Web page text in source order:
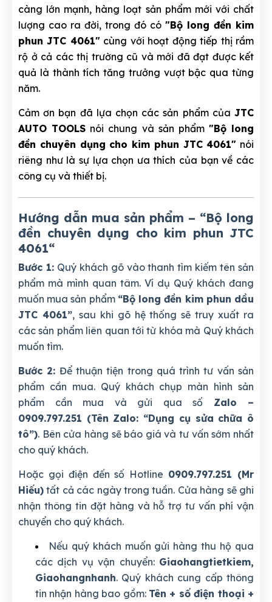
càng lớn mạnh, hàng loạt sản phẩm mới với chất
lượng cao ra đời, trong đó có "Bộ long đền kim
phun JTC 4061"cùng với hoạt động tiếp thị rầm
rộ ở cả các thị trường cũ và mới đã đạt được kết
quả là thành tích tăng trưởng vượt bậc qua từng
năm.
Cảm ơn bạn đã lựa chọn các sản phẩm của JTC
AUTO TOOLS nói chung và sản phẩm "Bộ long
đền chuyên dụng cho kim phun JTC 4061" nói
riêng như là sự lựa chọn ưa thích của bạn về các
công cụ và thiết bị.
Hướng dẫn mua sản phẩm – “Bộ long
đền chuyên dụng cho kim phun JTC
4061“
Bước 1:Quý khách gõ vào thanh tìm kiếm tên sản
phẩm mà mình quan tâm. Ví dụ Quý khách đang
muốn mua sản phẩm “Bộ long đền kim phun dầu
JTC 4061”, sau khi gõ hệ thống sẽ truy xuất ra
các sản phẩm liên quan tới từ khóa mà Quý khách
muốn tìm.
Bước 2: Để thuận tiện trong quá trình tư vấn sản
phẩm cần mua. Quý khách chụp màn hình sản
phẩm cần mua và gửi qua số Zalo –
0909.797.251 (Tên Zalo: “Dụng cụ sửa chữa ô
tô”). Bên cửa hàng sẽ báo giá và tư vấn sớm nhất
cho quý khách.
Hoặc gọi điện đến số Hotline 0909.797.251 (Mr
Hiếu) tất cả các ngày trong tuần. Cửa hàng sẽ ghi
nhận thông tin đặt hàng và hỗ trợ tư vấn phí vận
chuyển cho quý khách.
Nếu quý khách muốn gửi hàng thu hộ qua
các dịch vụ vận chuyển: Giaohangtietkiem,
Giaohangnhanh. Quý khách cung cấp thông
tin nhận hàng bao gồm: Tên + số điện thoại +